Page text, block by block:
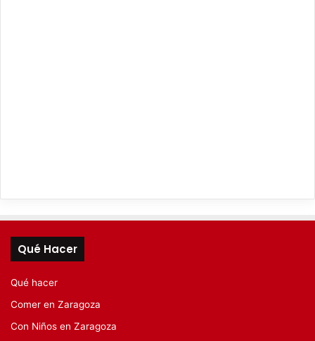
Qué Hacer
Qué hacer
Comer en Zaragoza
Con Niños en Zaragoza